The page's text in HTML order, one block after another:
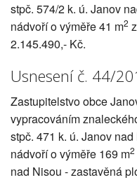
stpč. 574/2 k. ú. Janov
nádvoří o výměře 41 m2
2.145.490,- Kč.
Usnesení č. 44/
Zastupitelstvo obce
vypracováním
stpč. 471 k. ú. Janov
nádvoří o výměře 169 m2
nad Nisou - zastavěná